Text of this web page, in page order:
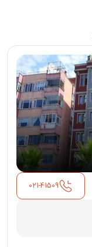
021-41509